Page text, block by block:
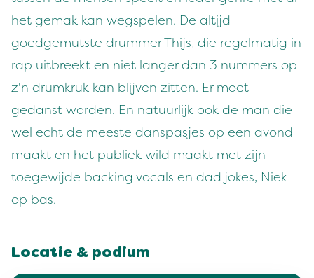
het gemak kan wegspelen. De altijd
goedgemutste drummer Thijs, die regelmatig in
rap uitbreekt en niet langer dan 3 nummers op
z'n drumkruk kan blijven zitten. Er moet
gedanst worden. En natuurlijk ook de man die
wel echt de meeste danspasjes op een avond
maakt en het publiek wild maakt met zijn
toegewijde backing vocals en dad jokes, Niek
op bas.
Locatie & podium